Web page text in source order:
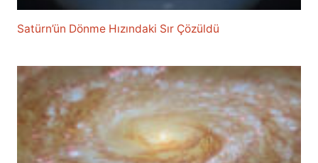
Satürn’ün Dönme Hızındaki Sır Çözüldü